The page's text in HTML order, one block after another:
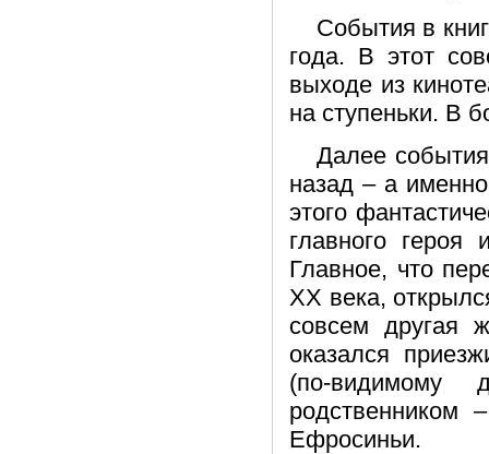
События в
года. В этот
выходе из
на ступеньки. В
Далее
назад – а
этого
главного
Главное, что
ХХ века,
совсем другая
оказался
(по-
родственником
Ефросиньи.